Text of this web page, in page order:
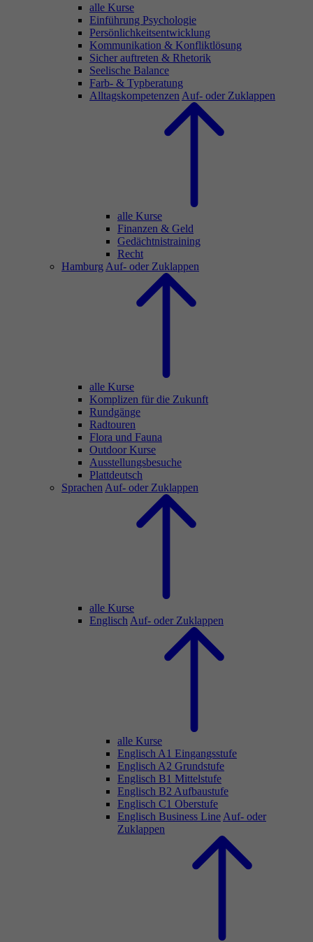
alle Kurse
Einführung Psychologie
Persönlichkeitsentwicklung
Kommunikation & Konfliktlösung
Sicher auftreten & Rhetorik
Seelische Balance
Farb- & Typberatung
Alltagskompetenzen Auf- oder Zuklappen
alle Kurse
Finanzen & Geld
Gedächtnistraining
Recht
Hamburg Auf- oder Zuklappen
alle Kurse
Komplizen für die Zukunft
Rundgänge
Radtouren
Flora und Fauna
Outdoor Kurse
Ausstellungsbesuche
Plattdeutsch
Sprachen Auf- oder Zuklappen
alle Kurse
Englisch Auf- oder Zuklappen
alle Kurse
Englisch A1 Eingangsstufe
Englisch A2 Grundstufe
Englisch B1 Mittelstufe
Englisch B2 Aufbaustufe
Englisch C1 Oberstufe
Englisch Business Line Auf- oder
Zuklappen